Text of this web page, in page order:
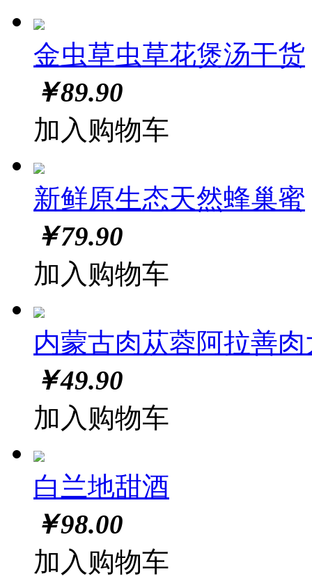
金虫草虫草花煲汤干货
￥89.90
加入购物车
新鲜原生态天然蜂巢蜜
￥79.90
加入购物车
内蒙古肉苁蓉阿拉善
￥49.90
加入购物车
白兰地甜酒
￥98.00
加入购物车